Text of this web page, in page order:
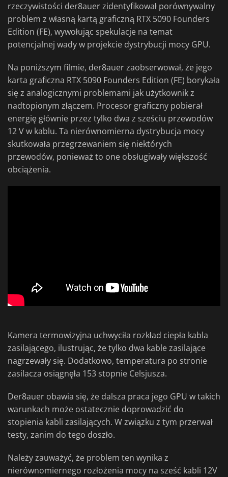
rzeczywistości der8auer zidentyfikował porównywalny
problem z własną kartą graficzną RTX 5090 Founders
Edition (FE), wywołując spekulacje na temat
potencjalnej wady w projekcie dystrybucji mocy GPU.
Na poniższym filmie, der8auer zaobserwował, że jego
karta graficzna RTX 5090 Founders Edition (FE) borykała
się z analogicznymi problemami jak użytkownik z
nadtopionym złączem. Procesor graficzny pobierał
energię głównie przez tylko dwa z sześciu przewodów
12 V w kablu. Ta nierównomierna dystrybucja mocy
skutkowała przegrzewaniem się niektórych
przewodów, ponieważ to one obsługiwały większość
obciążenia.
Kamera termowizyjna uchwyciła rozkład ciepła kabla
zasilającego, ilustrując, że tylko dwa kable zasilające
nagrzewały się. Dodatkowo, temperatura po stronie
zasilacza osiągnęła 153 stopnie Celsjusza.
Der8auer obawia się, że dalsza praca jego GPU w takich
warunkach może ostatecznie doprowadzić do
stopienia kabli zasilających. W związku z tym przerwał
testy, zanim do tego doszło.
Należy zauważyć, że problem ten wynika z
nierównomiernego rozłożenia mocy na sześć kabli 12V